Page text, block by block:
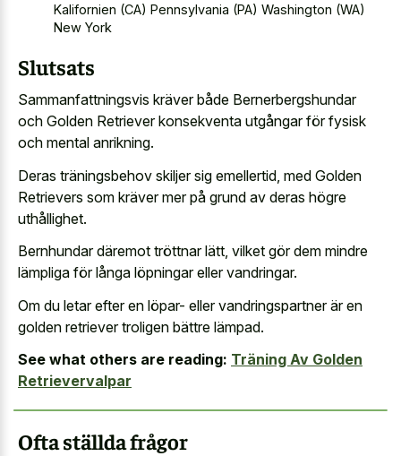
Kalifornien (CA) Pennsylvania (PA) Washington (WA)
New York
Slutsats
Sammanfattningsvis kräver både Bernerbergshundar
och Golden Retriever konsekventa utgångar för fysisk
och mental anrikning.
Deras träningsbehov skiljer sig emellertid, med Golden
Retrievers som kräver mer på grund av deras högre
uthållighet.
Bernhundar däremot tröttnar lätt, vilket gör dem mindre
lämpliga för långa löpningar eller vandringar.
Om du letar efter en löpar- eller vandringspartner är en
golden retriever troligen bättre lämpad.
See what others are reading: Träning Av Golden
Retrievervalpar
Ofta ställda frågor